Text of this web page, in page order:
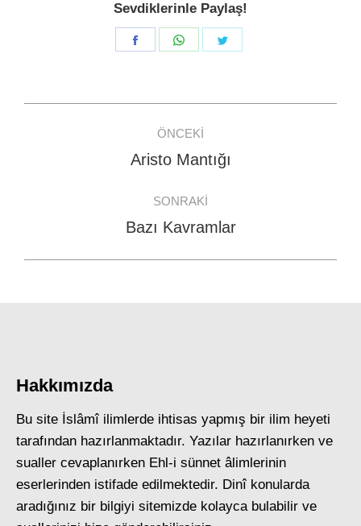
Sevdiklerinle Paylaş!
Share
Share
navigation
ÖNCEKI
Previous
Aristo Mantığı
SONRAKI
Next
Bazı Kavramlar
Hakkımızda
Bu site İslâmî ilimlerde ihtisas yapmış bir ilim heyeti
tarafından hazırlanmaktadır. Yazılar hazırlanırken ve
sualler cevaplanırken Ehl-i sünnet âlimlerinin
eserlerinden istifade edilmektedir. Dinî konularda
aradığınız bir bilgiyi sitemizde kolayca bulabilir ve